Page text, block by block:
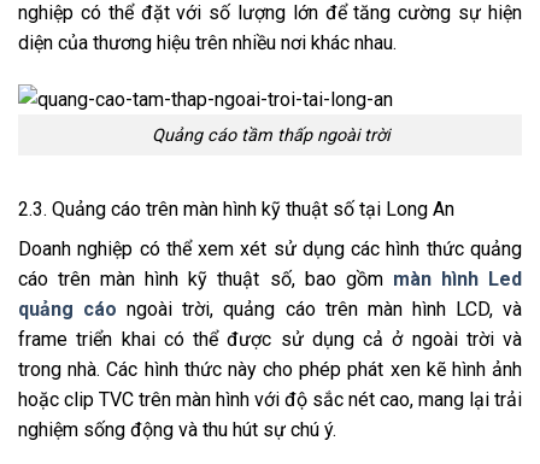
nghiệp có thể đặt với số lượng lớn để tăng cường sự hiện
diện của thương hiệu trên nhiều nơi khác nhau.
Quảng cáo tầm thấp ngoài trời
2.3. Quảng cáo trên màn hình kỹ thuật số tại Long An
Doanh nghiệp có thể xem xét sử dụng các hình thức quảng
cáo trên màn hình kỹ thuật số, bao gồm màn hình Led
quảng cáo ngoài trời, quảng cáo trên màn hình LCD, và
frame triển khai có thể được sử dụng cả ở ngoài trời và
trong nhà. Các hình thức này cho phép phát xen kẽ hình ảnh
hoặc clip TVC trên màn hình với độ sắc nét cao, mang lại trải
nghiệm sống động và thu hút sự chú ý.